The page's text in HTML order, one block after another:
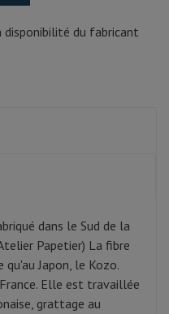
du fabricant
dans le Sud de la
Papetier) La fibre
Japon, le Kozo.
Elle est travaillée
grattage au